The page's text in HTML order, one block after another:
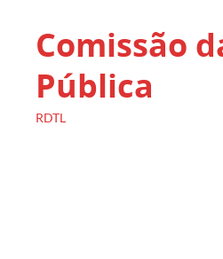
Comissão
Pública
RDTL